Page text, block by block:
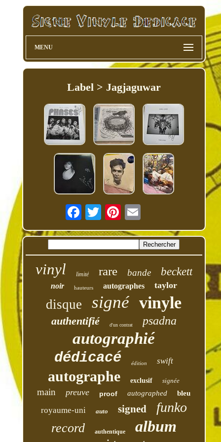
MENU
Label > Jagjaguwar
vinyl limité rare bande beckett
noir hauteurs autographes taylor
disque signé vinyle
authentifié d'un contrat psadna
autographié
dédicacé édition swift
autographe exclusif signée
main preuve proof autographed bleu
royaume-uni auto signed funko
record authentique album